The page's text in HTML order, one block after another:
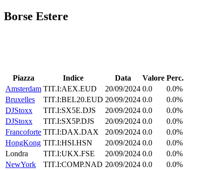
Borse Estere
Piazza Indice Data Valore Perc.
Amsterdam TIT.I:AEX.EUD 20/09/2024 0.0
0.0%
Bruxelles
TIT.I:BEL20.EUD 20/09/2024 0.0
0.0%
DJStoxx
TIT.I:SX5E.DJS 20/09/2024 0.0
0.0%
DJStoxx
TIT.I:SX5P.DJS 20/09/2024 0.0
0.0%
Francoforte TIT.I:DAX.DAX 20/09/2024 0.0
0.0%
HongKong TIT.I:HSI.HSN 20/09/2024 0.0
0.0%
Londra
TIT.I:UKX.FSE 20/09/2024 0.0
0.0%
NewYork
TIT.I:COMP.NAD 20/09/2024 0.0
0.0%